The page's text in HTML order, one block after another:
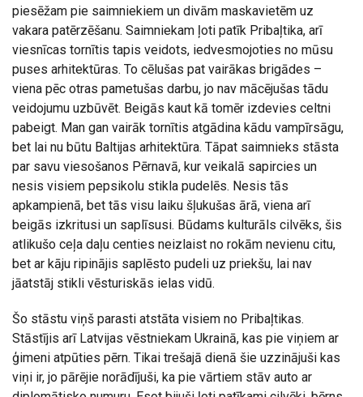
piesēžam pie saimniekiem un divām maskavietēm uz
vakara patērzēšanu. Saimniekam ļoti patīk Pribaļtika, arī
viesnīcas tornītis tapis veidots, iedvesmojoties no mūsu
puses arhitektūras. To cēlušas pat vairākas brigādes –
viena pēc otras pametušas darbu, jo nav mācējušas tādu
veidojumu uzbūvēt. Beigās kaut kā tomēr izdevies celtni
pabeigt. Man gan vairāk tornītis atgādina kādu vampīrsāgu,
bet lai nu būtu Baltijas arhitektūra. Tāpat saimnieks stāsta
par savu viesošanos Pērnavā, kur veikalā sapircies un
nesis visiem pepsikolu stikla pudelēs. Nesis tās
apkampienā, bet tās visu laiku šļukušas ārā, viena arī
beigās izkritusi un saplīsusi. Būdams kulturāls cilvēks, šis
atlikušo ceļa daļu centies neizlaist no rokām nevienu citu,
bet ar kāju ripinājis saplēsto pudeli uz priekšu, lai nav
jāatstāj stikli vēsturiskās ielas vidū.
Šo stāstu viņš parasti atstāta visiem no Pribaļtikas.
Stāstījis arī Latvijas vēstniekam Ukrainā, kas pie viņiem ar
ģimeni atpūties pērn. Tikai trešajā dienā šie uzzinājuši kas
viņi ir, jo pārējie norādījuši, ka pie vārtiem stāv auto ar